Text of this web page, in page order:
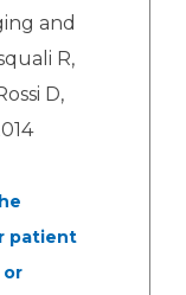
and
R,
D,
patient
or